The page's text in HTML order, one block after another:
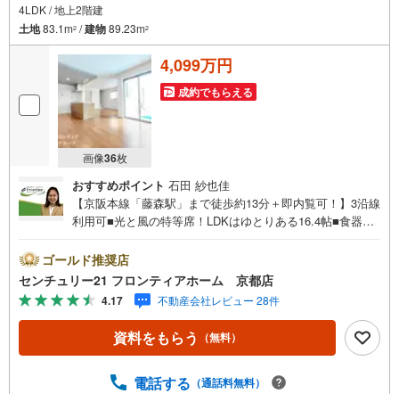
4LDK / 地上2階建
土地83.1m2 /建物89.23m2
画像36枚
4,099万円
成約でもらえる
おすすめポイント 石田 紗也佳
【京阪本線「藤森駅」まで徒歩約13分＋即内覧可！】3沿線
利用可■光と風の特等席！LDKはゆとりある16.4帖■食器洗
ローゼット完備 特徴・浄水器一体型のシステムキッチンを
採用・お出かけ前のチェックに便利な玄関ミラー付き・小
さなお子様や高齢の方にも安心な手すり付階段・各所に配
置された床下収納や廊下収納で住空間スッキリ・1階と2階
にトイレがあり忙しい朝の準備もスムーズ 立地・京都市立
藤ノ森小学校まで徒歩約14分・京都市立藤森中学校まで徒
イナンシャルプランナーが資金計画をサポート！2.買い替
ゴールド推奨店
センチュリー21 フロンティアホーム 京都店
4.17 不動産会社レビュー 28件
資料をもらう （無料）
電話する （通話料無料）